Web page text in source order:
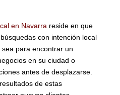
en Navarra reside en que
con intención local
para encontrar un
en su ciudad o
antes de desplazarse.
de estas